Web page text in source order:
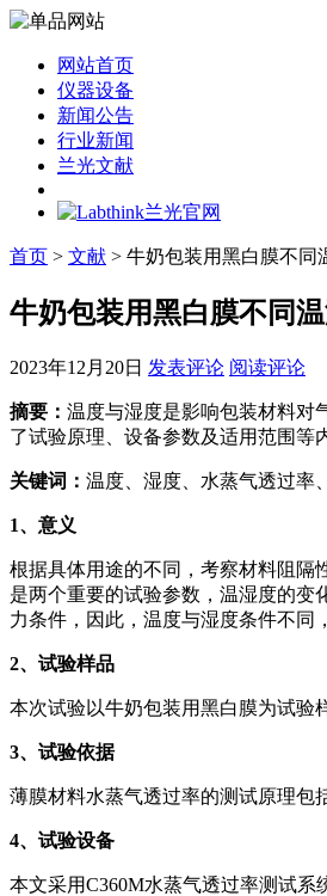
网站首页
仪器设备
新闻公告
行业新闻
兰光文献
首页 > 文献 > 牛奶包装用黑白膜不同
牛奶包装用黑白膜不同
2023年12月20日 发表评论 阅读评论
摘要： 温度与湿度是影响包装材料对
了试验原理、设备参数及适用范围等
关键词： 温度、湿度、水蒸气透过率
1、意义
根据具体用途的不同，考察材料阻隔
是两个重要的试验参数，温湿度的变
力条件，因此，温度与湿度条件不同
2、试验样品
本次试验以牛奶包装用黑白膜为试验
3、试验依据
薄膜材料水蒸气透过率的测试原理包
4、试验设备
本文采用C360M水蒸气透过率测试系